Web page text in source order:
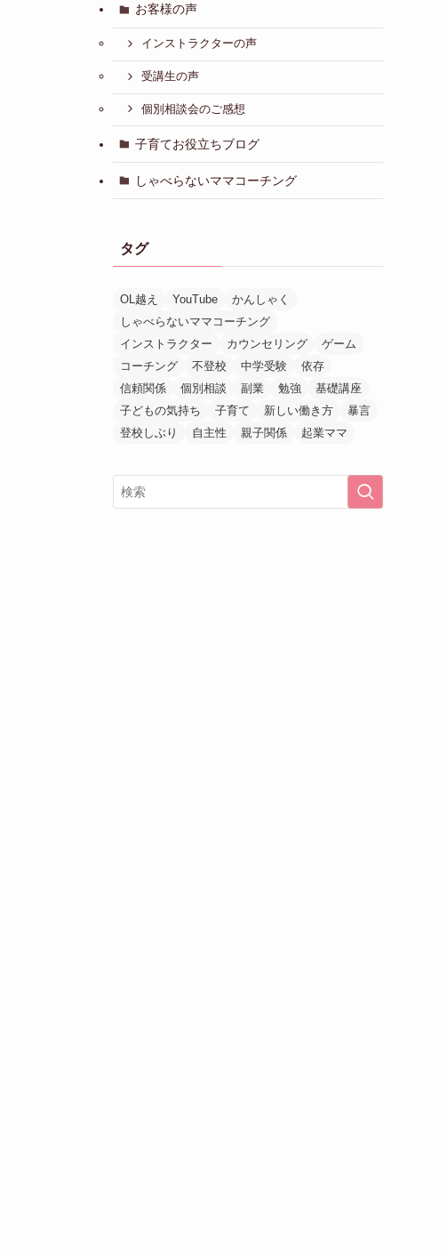
お客様の声
インストラクターの声
受講生の声
個別相談会のご感想
子育てお役立ちブログ
しゃべらないママコーチング
タグ
OL越え YouTube
かんしゃく
しゃべらないママコーチング
インストラクター
カウンセリング
ゲーム
コーチング
不登校 中学受験
依存
信頼関係
個別相談 副業 勉強
基礎講座
子どもの気持ち
子育て 新しい働き方
暴言
登校しぶり
自主性 親子関係 起業ママ